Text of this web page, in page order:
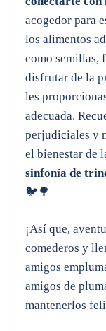
acogedor para
los alimentos
como semillas,
disfrutar de la
les
adecuada.
perjudiciales y
el bienestar de
sinfonía de
🐦🌳
¡Así que,
comederos y
amigos
amigos de
mantenerlos